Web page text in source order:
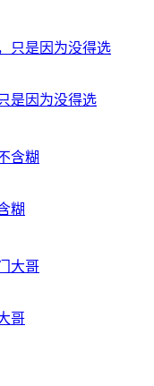
是因为没得选
糊
哥